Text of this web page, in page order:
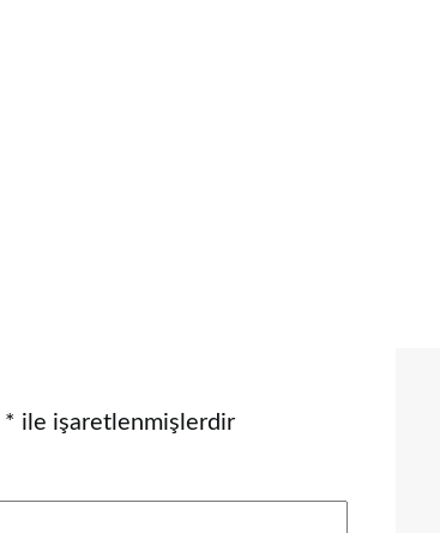
* ile işaretlenmişlerdir